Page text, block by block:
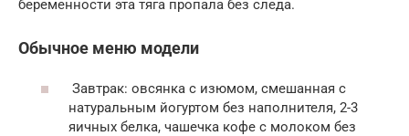
беременности эта тяга пропала без следа.
Обычное меню модели
Завтрак: овсянка с изюмом, смешанная с
натуральным йогуртом без наполнителя, 2-3
яичных белка, чашечка кофе с молоком без